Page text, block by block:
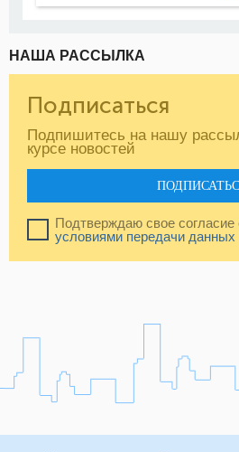
НАША РАССЫЛКА
Подписаться
Подпишитесь на нашу
курсе новостей
Подтверждаю свое согласие
условиями передачи данных